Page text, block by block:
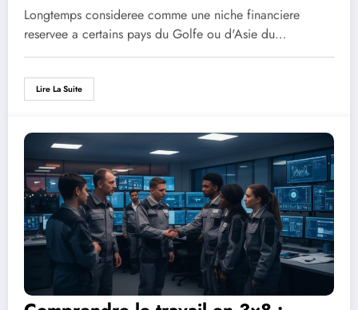
profits pour entrepreneurs
Longtemps consideree comme une niche financiere
reservee a certains pays du Golfe ou d'Asie du…
Lire La Suite